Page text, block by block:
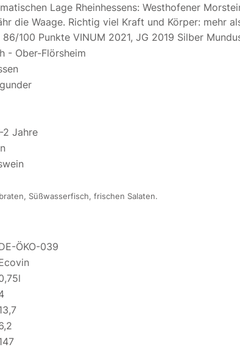
Lage Rheinhessens: Westhofener
die Waage. Richtig viel Kraft und Körper: mehr
86/100 Punkte VINUM 2021, JG 2019 Silber
- Ober-Flörsheim
2 Jahre
Süßwasserfisch, frischen Salaten.
ÖKO-039